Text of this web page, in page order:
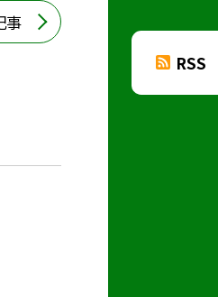
事
RSS